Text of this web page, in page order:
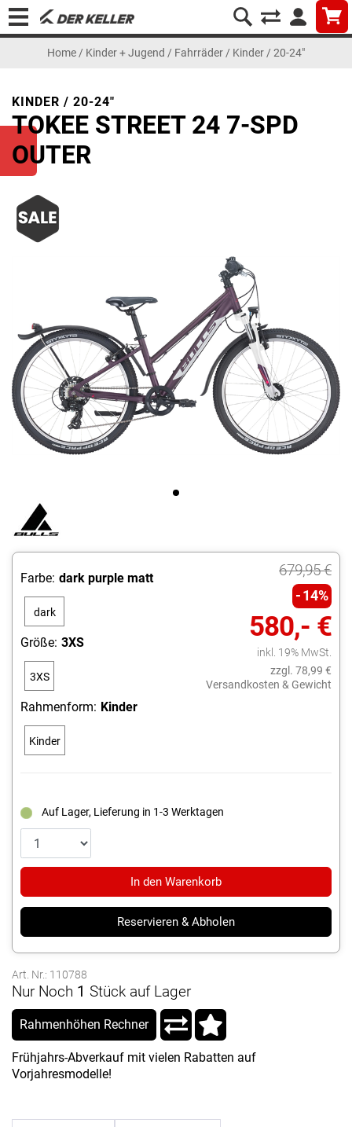
Home / Kinder + Jugend / Fahrräder / Kinder / 20-24"
KINDER / 20-24"
TOKEE STREET 24 7-SPD
OUTER
679,95 €
14%
580,- €
inkl. 19% MwSt.
zzgl. 78,99 €
Versandkosten & Gewicht
Farbe: dark purple matt
dark
Größe: 3XS
3XS
Rahmenform: Kinder
Kinder
Auf Lager, Lieferung in 1-3 Werktagen
In den Warenkorb
Reservieren & Abholen
Art. Nr.: 110788
Nur Noch 1 Stück auf Lager
Rahmenhöhen Rechner
Frühjahrs-Abverkauf mit vielen Rabatten auf
Vorjahresmodelle!